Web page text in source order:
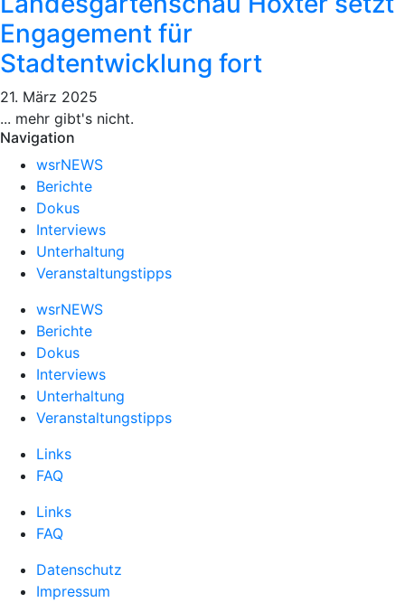
Engagement für
Stadtentwicklung fort
21. März 2025
... mehr gibt's nicht.
Navigation
wsrNEWS
Berichte
Dokus
Interviews
Unterhaltung
Veranstaltungstipps
wsrNEWS
Berichte
Dokus
Interviews
Unterhaltung
Veranstaltungstipps
Links
FAQ
Links
FAQ
Datenschutz
Impressum